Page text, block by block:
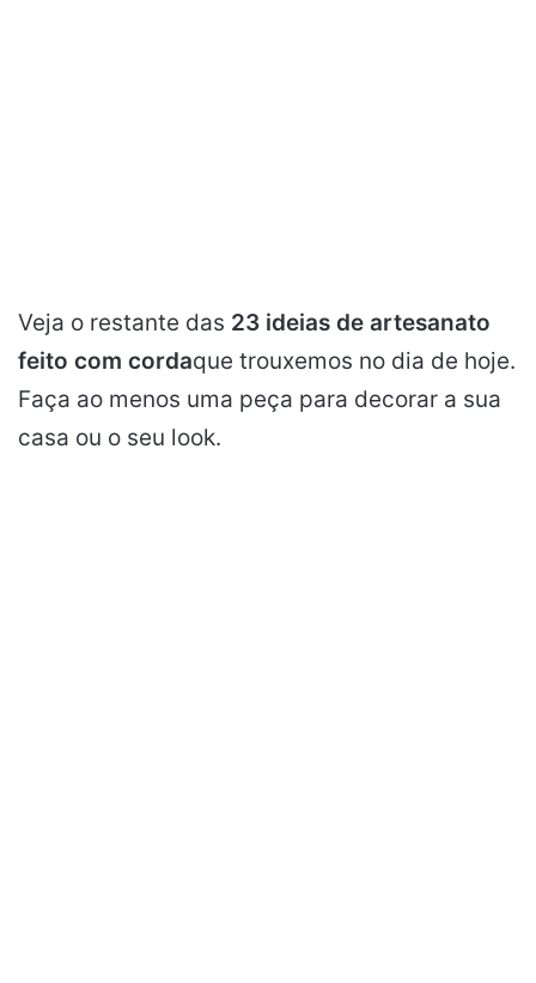
Veja o restante das 23 ideias de artesanato
feito com cordaque trouxemos no dia de hoje.
Faça ao menos uma peça para decorar a sua
casa ou o seu look.